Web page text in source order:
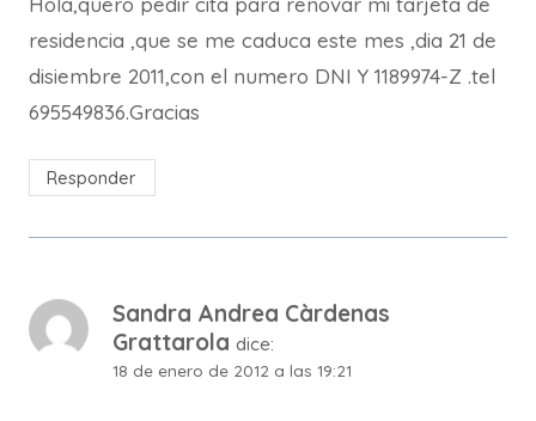
residencia ,que se me caduca este mes ,dia 21 de
disiembre 2011,con el numero DNI Y 1189974-Z .tel
695549836.Gracias
Responder
Sandra Andrea Càrdenas
Grattarola dice:
18 de enero de 2012 a las 19:21